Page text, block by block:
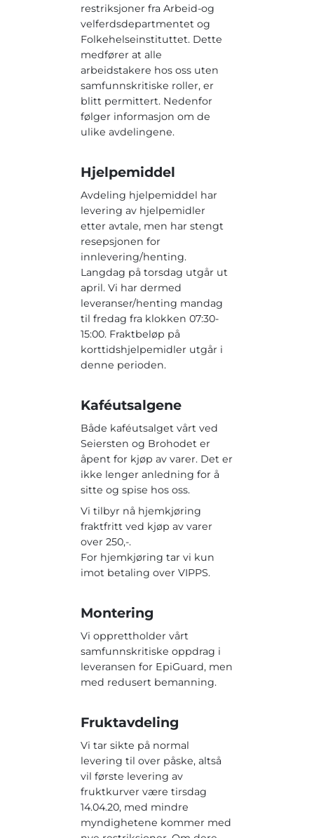
restriksjoner fra Arbeid-og
velferdsdepartmentet og
Folkehelseinstituttet. Dette
medfører at alle
arbeidstakere hos oss uten
samfunnskritiske roller, er
blitt permittert. Nedenfor
følger informasjon om de
ulike avdelingene.
Hjelpemiddel
Avdeling hjelpemiddel har
levering av hjelpemidler
etter avtale, men har stengt
resepsjonen for
innlevering/henting.
Langdag på torsdag utgår ut
april. Vi har dermed
leveranser/henting mandag
til fredag fra klokken 07:30-
15:00. Fraktbeløp på
korttidshjelpemidler utgår i
denne perioden.
Kaféutsalgene
Både kaféutsalget vårt ved
Seiersten og Brohodet er
åpent for kjøp av varer. Det er
ikke lenger anledning for å
sitte og spise hos oss.
Vi tilbyr nå hjemkjøring
fraktfritt ved kjøp av varer
over 250,-.
For hjemkjøring tar vi kun
imot betaling over VIPPS.
Montering
Vi opprettholder vårt
samfunnskritiske oppdrag i
leveransen for EpiGuard, men
med redusert bemanning.
Fruktavdeling
Vi tar sikte på normal
levering til over påske, altså
vil første levering av
fruktkurver være tirsdag
14.04.20, med mindre
myndighetene kommer med